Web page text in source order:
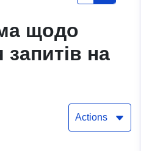
щодо
на
Actions